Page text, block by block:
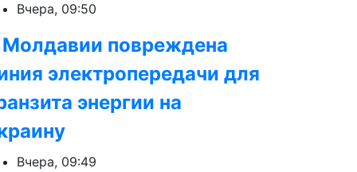
Вчера, 09:50
повреждена
электропередачи для
энергии на
Вчера, 09:49